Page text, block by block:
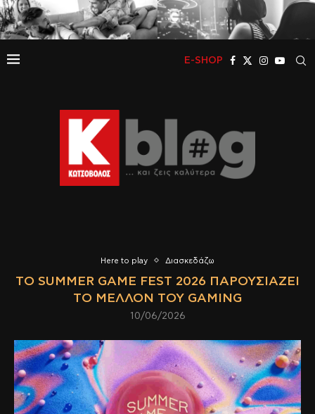
E-SHOP
Here to play Διασκεδάζω
ΤΟ SUMMER GAME FEST 2026 ΠΑΡΟΥΣΙΆΖΕΙ
ΤΟ ΜΈΛΛΟΝ ΤΟΥ GAMING
10/06/2026